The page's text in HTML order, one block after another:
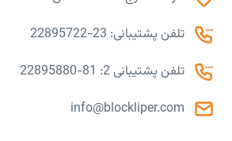
تلفن پشتیبانی: 23-22895722
تلفن پشتیبانی 2: 81-22895880
info@blockliper.com